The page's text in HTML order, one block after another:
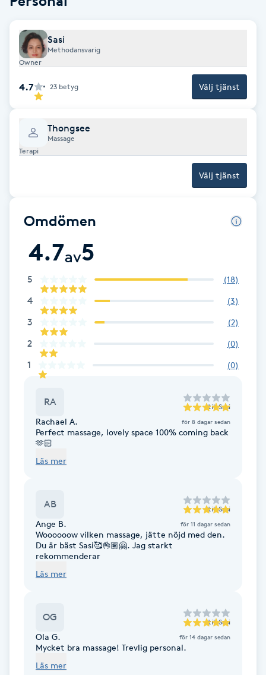
Frekvensterapi
Friskvård
Friskvårdsmassage
Frisör
Funktionsanalys
Färgning
Föning
Gel naglar
Gelenaglar
Gellack
Gellack med förstärkning
Gravidmassage
Gruppträning
Gua Sha-massage
Headspa
Healing
Sasi
Methodansvarig
Owner
4.7 23 betyg Välj tjänst
Thongsee
Massage
Terapi
Välj tjänst
Omdömen
4.7av5
5 (18)
4 (3)
3 (2)
2 (0)
1 (0)
RA till Sasi
Rachael A. för 8 dagar sedan
Perfect massage, lovely space 100% coming back
🫶🏻
Läs mer
AB till Sasi
Ange B. för 11 dagar sedan
Woooooow vilken massage, jätte nöjd med den.
Du är bäst Sasi🥰👌🏽🤗. Jag starkt
rekommenderar
Läs mer
OG till Sasi
Ola G. för 14 dagar sedan
Mycket bra massage! Trevlig personal.
Läs mer